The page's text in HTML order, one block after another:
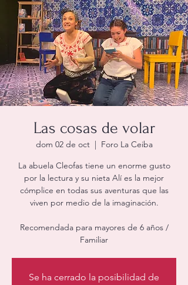
Las cosas de volar
dom 02 de oct
  |
Foro La Ceiba
La abuela Cleofas tiene un enorme gusto
por la lectura y su nieta Alí es la mejor
cómplice en todas sus aventuras que las
viven por medio de la imaginación.
Recomendada para mayores de 6 años /
Se ha cerrado la posibilidad de